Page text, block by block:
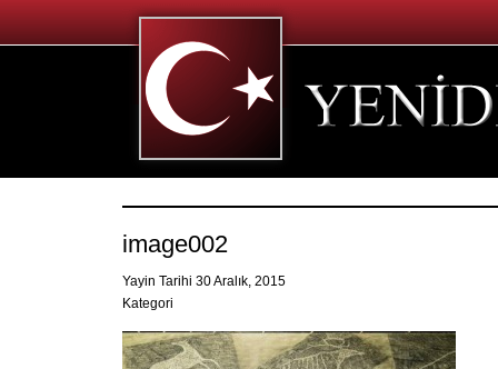
image002
Yayin Tarihi 30 Aralık, 2015
Kategori